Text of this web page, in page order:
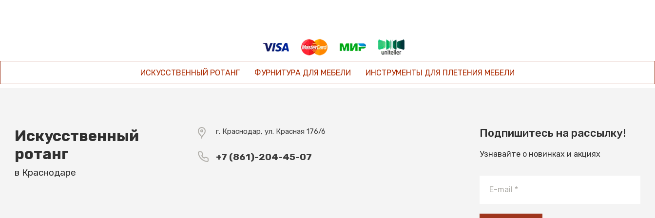
ИСКУССТВЕННЫЙ РОТАНГ ФУРНИТУРА ДЛЯ МЕБЕЛИ ИНСТРУМЕНТЫ ДЛЯ ПЛЕТЕНИЯ МЕБЕЛИ
Искусственный
ротанг
в Краснодаре
г. Краснодар, ул. Красная 176/6
+7 (861)-204-45-07
Подпишитесь на рассылку!
Узнавайте о новинках и акциях